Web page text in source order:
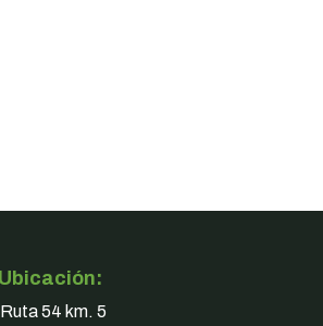
Ubicación:
Ruta 54 km. 5